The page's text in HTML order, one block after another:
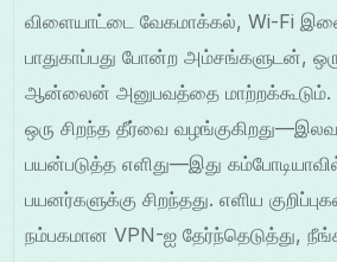
விளையாட்டை வேகமாக்கல், Wi-Fi
பாதுகாப்பது போன்ற அம்சங்களுடன்,
ஆன்லைன் அனுபவத்தை மாற்றக்கூடும்.
ஒரு சிறந்த தீர்வை
பயன்படுத்த எளிது—இது
பயனர்களுக்கு சிறந்தது. எளிய
நம்பகமான VPN-ஐ தேர்ந்தெடுத்து,